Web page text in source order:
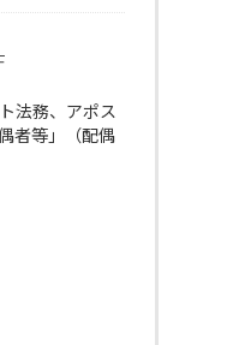
法務、アポス
者等」（配偶